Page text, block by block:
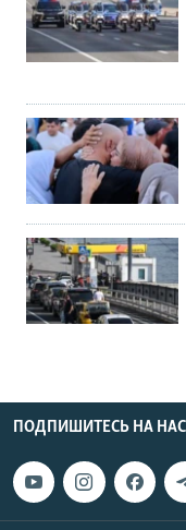
ПОДПИШИТЕСЬ НА